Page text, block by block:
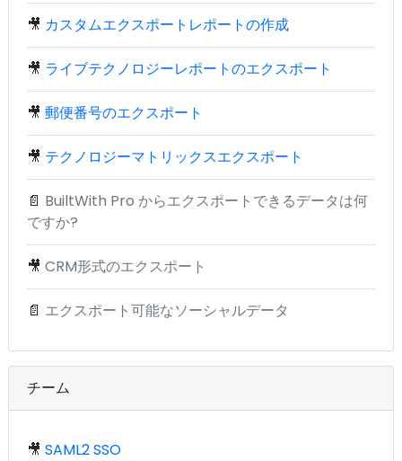
🎥 カスタムエクスポートレポートの作成
🎥 ライブテクノロジーレポートのエクスポート
🎥 郵便番号のエクスポート
🎥 テクノロジーマトリックスエクスポート
📄 BuiltWith Pro からエクスポートできるデータは何
ですか?
🎥 CRM形式のエクスポート
📄 エクスポート可能なソーシャルデータ
チーム
🎥 SAML2 SSO